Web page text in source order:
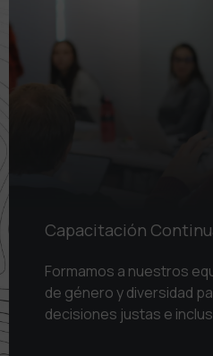
Capacitación
Formamos a nuestros
de género y diversidad
decisiones justas e